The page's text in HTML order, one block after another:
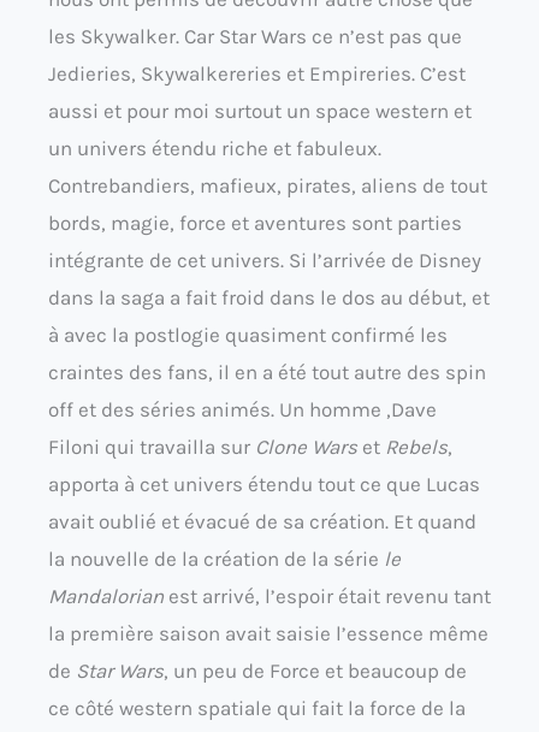
les Skywalker. Car Star Wars ce n’est pas que
Jedieries, Skywalkereries et Empireries. C’est
aussi et pour moi surtout un space western et
un univers étendu riche et fabuleux.
Contrebandiers, mafieux, pirates, aliens de tout
bords, magie, force et aventures sont parties
intégrante de cet univers. Si l’arrivée de Disney
dans la saga a fait froid dans le dos au début, et
à avec la postlogie quasiment confirmé les
craintes des fans, il en a été tout autre des spin
off et des séries animés. Un homme ,Dave
Filoni qui travailla sur Clone Wars et Rebels,
apporta à cet univers étendu tout ce que Lucas
avait oublié et évacué de sa création. Et quand
la nouvelle de la création de la série le
Mandalorian est arrivé, l’espoir était revenu tant
la première saison avait saisie l’essence même
de Star Wars, un peu de Force et beaucoup de
ce côté western spatiale qui fait la force de la